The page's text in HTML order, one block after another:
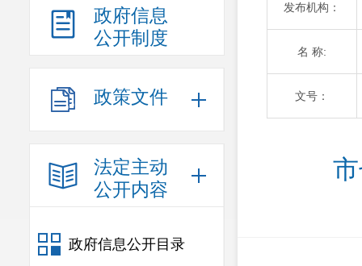
政府信息
公开制度
政策文件
法定主动
公开内容
政府信息公开目录
发布机构：
名 称:
文号：